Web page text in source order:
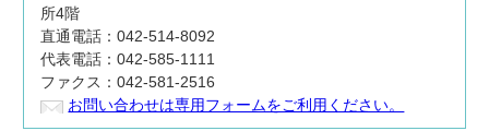
所4階
直通電話：042-514-8092
代表電話：042-585-1111
ファクス：042-581-2516
お問い合わせは専用フォームをご利用ください。